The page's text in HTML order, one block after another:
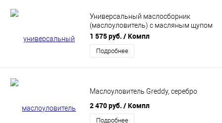
Универсальный маслосборник
(маслоуловитель) с масляным щупом
(черный)
1 575 руб. / Компл
Подробнее
Маслоуловитель Greddy, серебро
2 470 руб. / Компл
Подробнее